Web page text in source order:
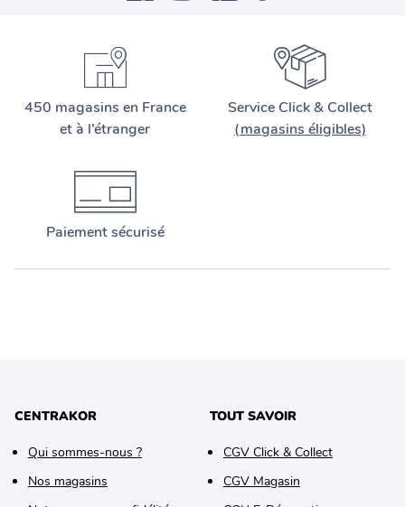
450 magasins en France
et à l’étranger
Service Click & Collect
(magasins éligibles)
Paiement sécurisé
CENTRAKOR
Qui sommes-nous ?
Nos magasins
TOUT SAVOIR
CGV Click & Collect
CGV Magasin